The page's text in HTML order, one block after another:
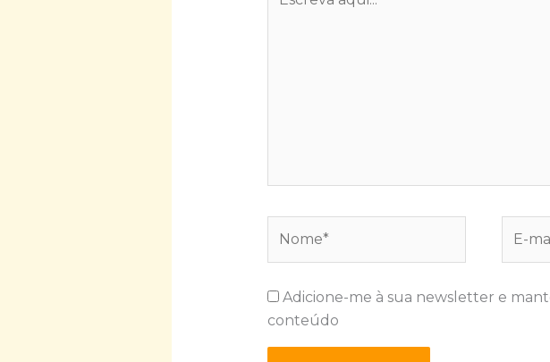
aqui...
mail*
Adicione-me à sua newsletter e
conteúdo